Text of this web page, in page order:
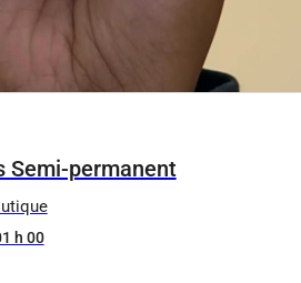
Semi-permanent
h 00